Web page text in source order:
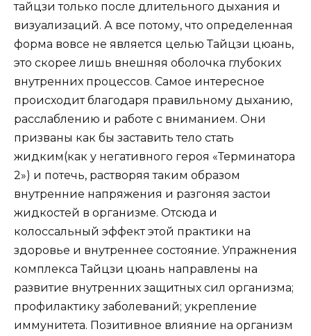
тайцзи только после длительного дыхания и
визуализаций. А все потому, что определенная
форма вовсе не является целью Тайцзи цюань,
это скорее лишь внешняя оболочка глубоких
внутренних процессов. Самое интересное
происходит благодаря правильному дыханию,
расслаблению и работе с вниманием. Они
призваны как бы заставить тело стать
жидким(как у негативного героя «Терминатора
2») и потечь, растворяя таким образом
внутренние напряжения и разгоняя застои
жидкостей в организме. Отсюда и
колоссальный эффект этой практики на
здоровье и внутреннее состояние. Упражнения
комплекса Тайцзи цюань направлены на
развитие внутренних защитных сил организма;
профилактику заболеваний; укрепление
иммунитета. Позитивное влияние на организм